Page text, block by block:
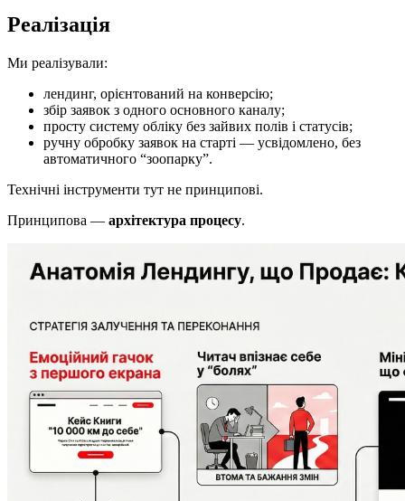
Реалізація
Ми реалізували:
лендинг, орієнтований на конверсію;
збір заявок з одного основного каналу;
просту систему обліку без зайвих полів і статусів;
ручну обробку заявок на старті — усвідомлено, без
автоматичного “зоопарку”.
Технічні інструменти тут не принципові.
Принципова — архітектура процесу.